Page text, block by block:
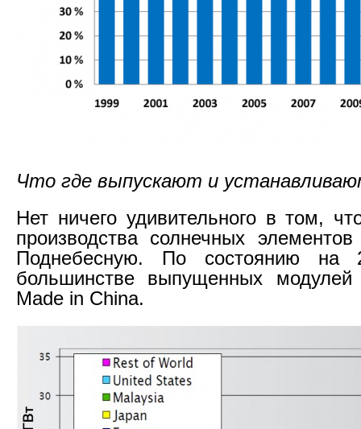
Что где выпускают и
Нет ничего удивительного в том,
производства солнечных
Поднебесную. По состоянию на
большинстве выпущенных модулей
Made in China.